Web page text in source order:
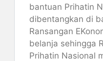
bantuan Prihatin
dibentangkan di
Ransangan
belanja sehingga
Prihatin Nasional